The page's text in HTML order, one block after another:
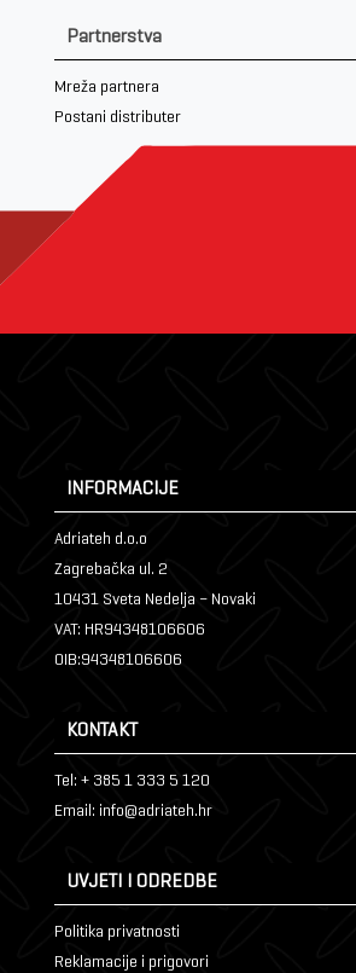
Partnerstva
Mreža partnera
Postani distributer
INFORMACIJE
Adriateh d.o.o
Zagrebačka ul. 2
10431 Sveta Nedelja – Novaki
VAT: HR94348106606
OIB:94348106606
KONTAKT
Tel: + 385 1 333 5 120
Email: info@adriateh.hr
UVJETI I ODREDBE
Politika privatnosti
Reklamacije i prigovori